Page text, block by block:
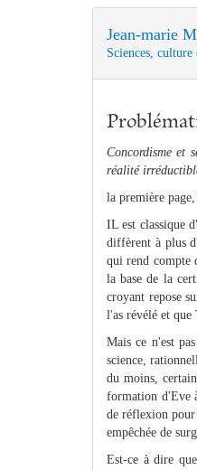
Jean-marie
Sciences,
Concordisme et
réalité
la première
IL est classique
diffèrent à plus
qui rend compte
la base de la
croyant repose
l'as révélé et que
Mais ce n'est
science,
du moins,
formation d'Eve
de réflexion
empêchée de
Est-ce à dire